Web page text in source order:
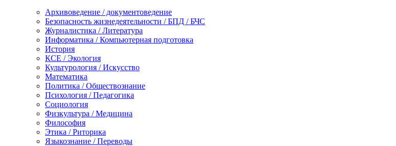
Архивоведение / документоведение
Безопасность жизнедеятельности / БПД / БЧС
Журналистика / Литература
Информатика / Компьютерная подготовка
История
КСЕ / Экология
Культурология / Искусство
Математика
Политика / Обществознание
Психология / Педагогика
Социология
Физкультура / Медицина
Философия
Этика / Риторика
Языкознание / Переводы